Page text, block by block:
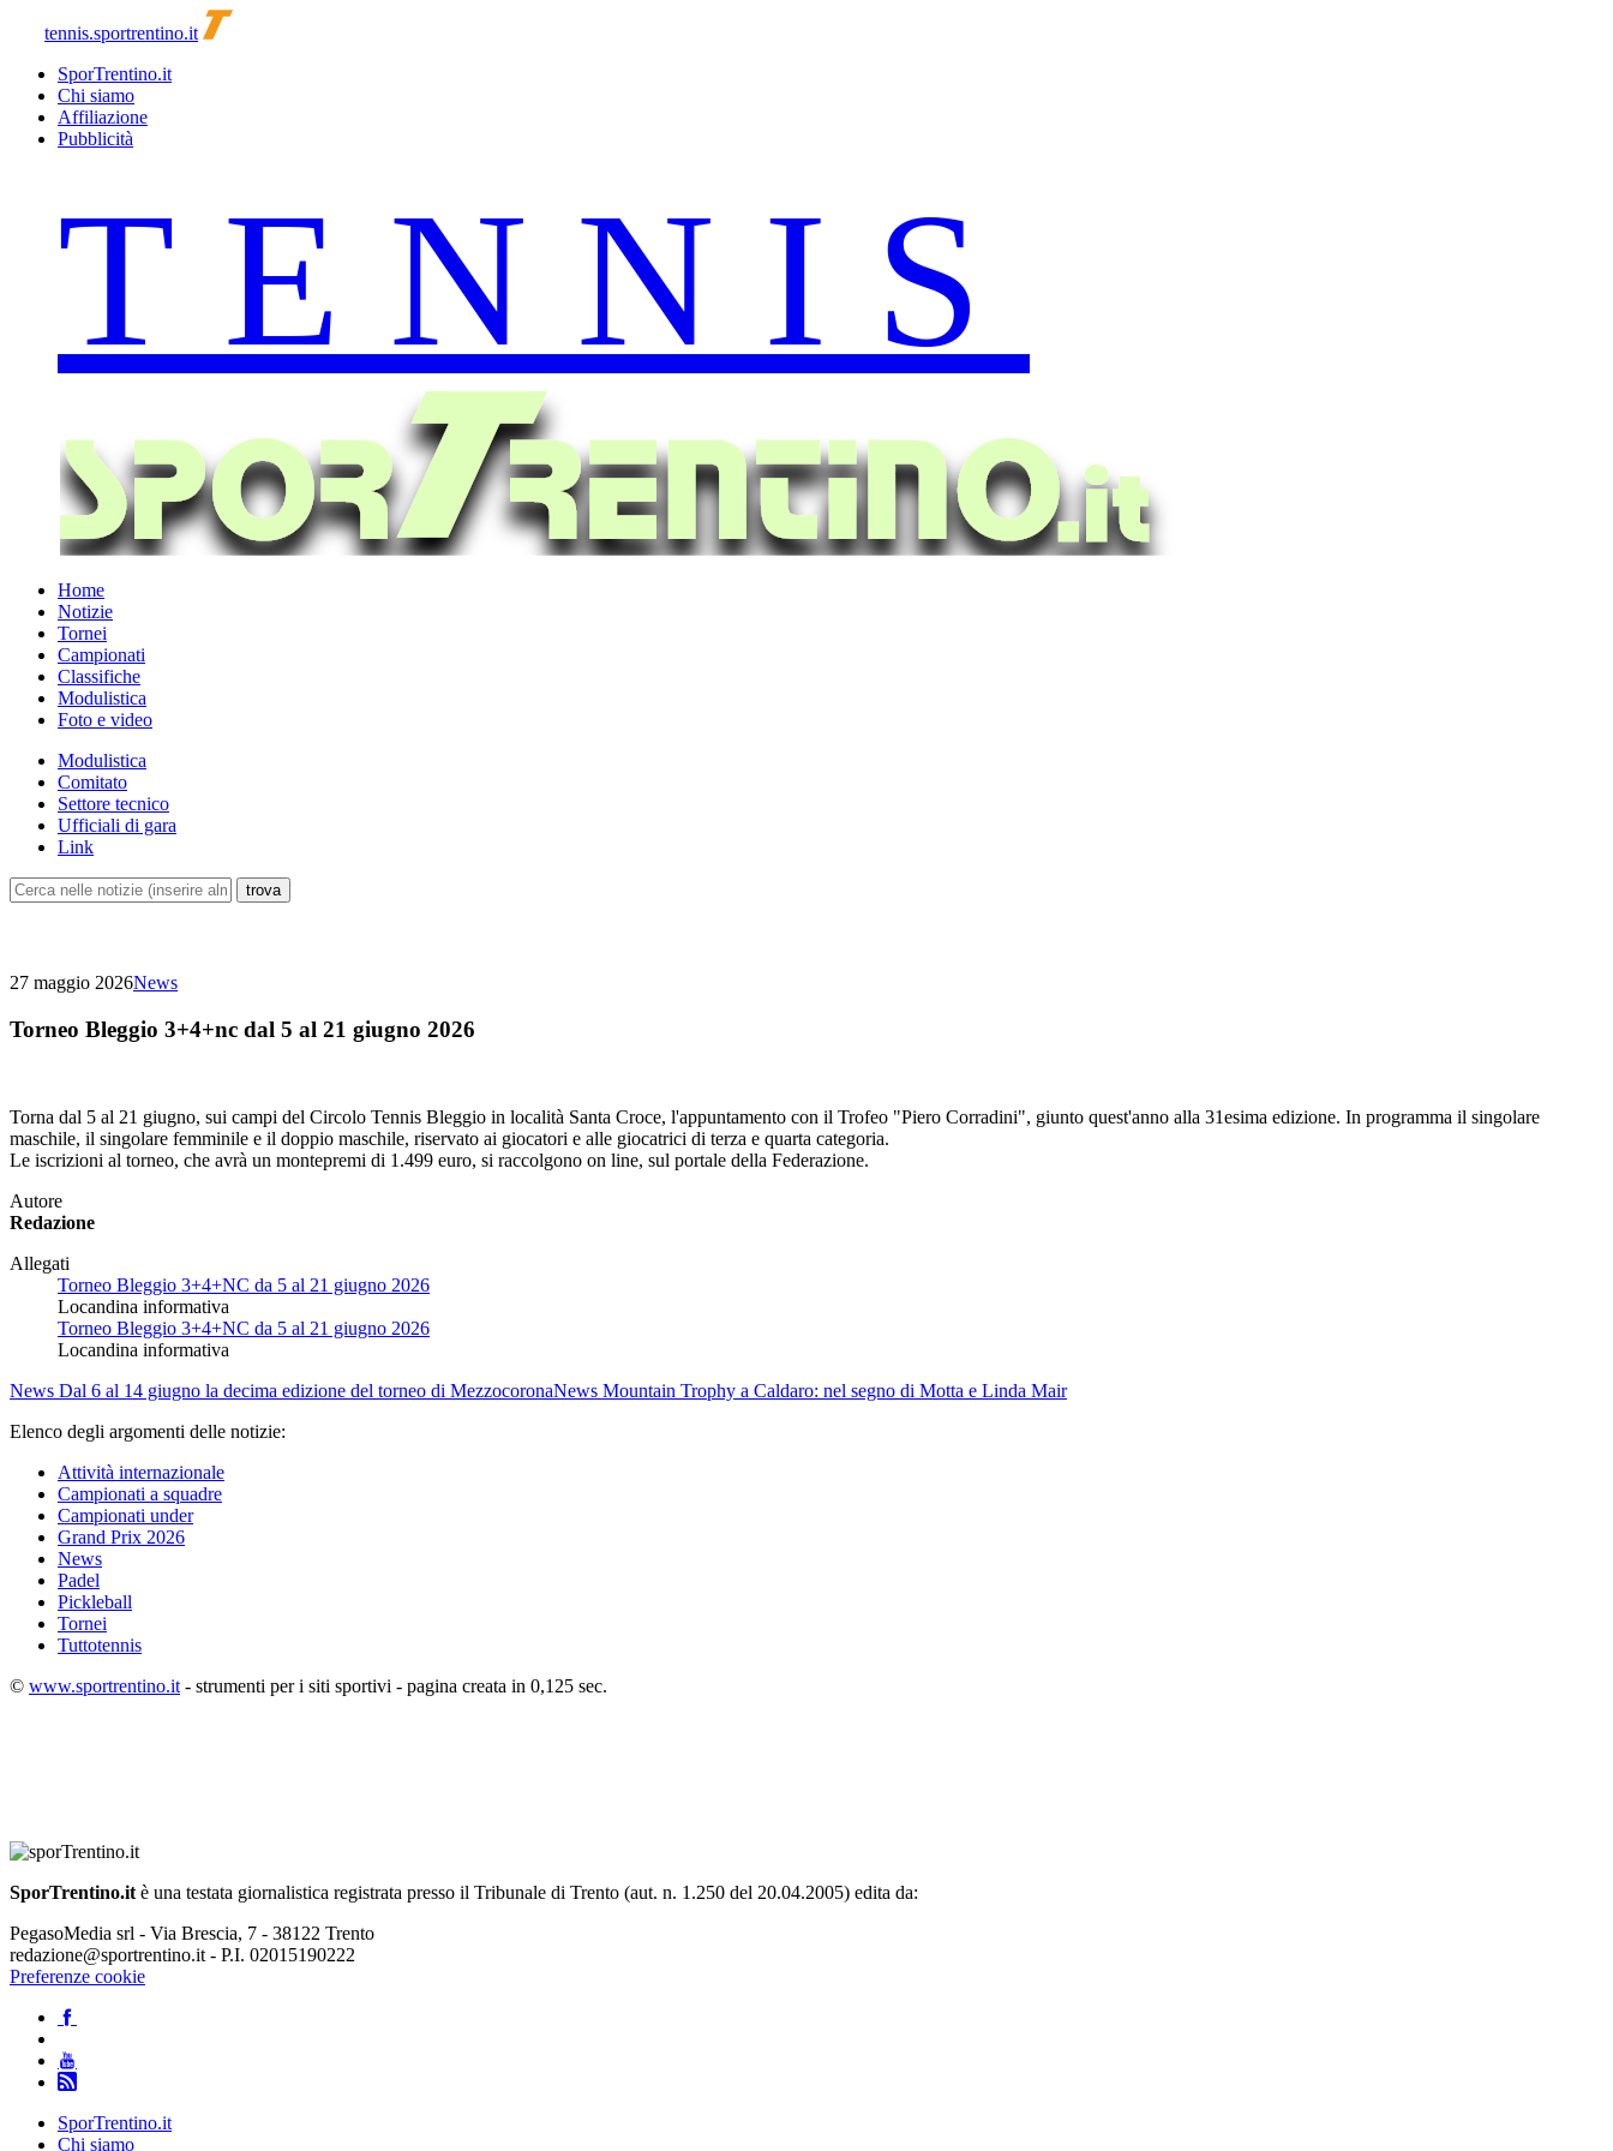
tennis.sportrentino.it
SporTrentino.it
Chi siamo
Affiliazione
Pubblicità
Home
Notizie
Tornei
Campionati
Classifiche
Modulistica
Foto e video
Modulistica
Comitato
Settore tecnico
Ufficiali di gara
Link
27 maggio 2026News
Torneo Bleggio 3+4+nc dal 5 al 21 giugno 2026
Torna dal 5 al 21 giugno, sui campi del Circolo Tennis Bleggio in località Santa Croce, l'appuntamento con il Trofeo "Piero Corradini", giunto quest'anno alla 31esima edizione. In programma il singolare
maschile, il singolare femminile e il doppio maschile, riservato ai giocatori e alle giocatrici di terza e quarta categoria.
Le iscrizioni al torneo, che avrà un montepremi di 1.499 euro, si raccolgono on line, sul portale della Federazione.
Autore
Redazione
Allegati
Torneo Bleggio 3+4+NC da 5 al 21 giugno 2026
Locandina informativa
Torneo Bleggio 3+4+NC da 5 al 21 giugno 2026
Locandina informativa
News Dal 6 al 14 giugno la decima edizione del torneo di MezzocoronaNews Mountain Trophy a Caldaro: nel segno di Motta e Linda Mair
Elenco degli argomenti delle notizie:
Attività internazionale
Campionati a squadre
Campionati under
Grand Prix 2026
News
Padel
Pickleball
Tornei
Tuttotennis
© www.sportrentino.it - strumenti per i siti sportivi - pagina creata in 0,125 sec.
SporTrentino.it è una testata giornalistica registrata presso il Tribunale di Trento (aut. n. 1.250 del 20.04.2005) edita da:
PegasoMedia srl - Via Brescia, 7 - 38122 Trento
redazione@sportrentino.it - P.I. 02015190222
Preferenze cookie
SporTrentino.it
Chi siamo